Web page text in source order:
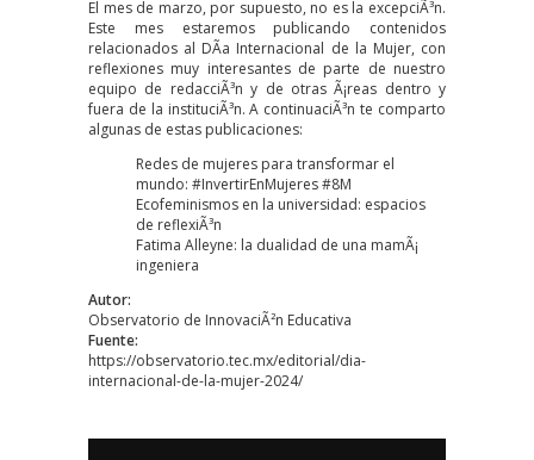
El mes de marzo, por supuesto, no es la excepciÃ³n.
Este mes estaremos publicando contenidos
relacionados al DÃ­a Internacional de la Mujer, con
reflexiones muy interesantes de parte de nuestro
equipo de redacciÃ³n y de otras Ã¡reas dentro y
fuera de la instituciÃ³n. A continuaciÃ³n te comparto
algunas de estas publicaciones:
Redes de mujeres para transformar el
mundo: #InvertirEnMujeres #8M
Ecofeminismos en la universidad: espacios
de reflexiÃ³n
Fatima Alleyne: la dualidad de una mamÃ¡
ingeniera
Autor:
Observatorio de InnovaciÃ²n Educativa
Fuente:
https://observatorio.tec.mx/editorial/dia-
internacional-de-la-mujer-2024/